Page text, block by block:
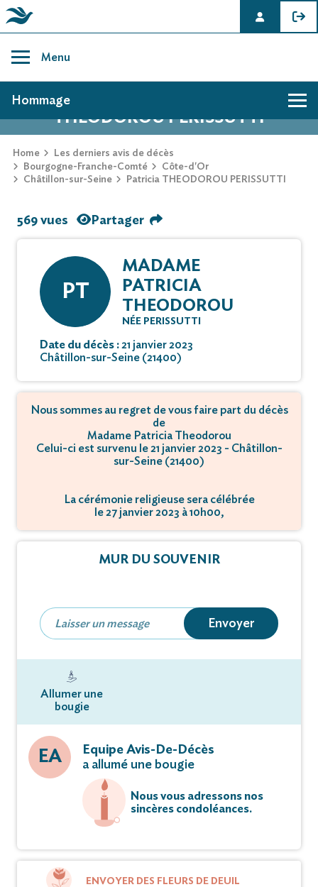
content
Menu
AVIS DE DÉCÈS DE PATRICIA
THEODOROU PERISSUTTI
Home
Les derniers avis de décès
Bourgogne-Franche-Comté
Côte-d'Or
Châtillon-sur-Seine
Patricia THEODOROU PERISSUTTI
Hommage
569 vues Partager
PT
MADAME
PATRICIA
THEODOROU
NÉE PERISSUTTI
Date du décès :21 janvier 2023
Châtillon-sur-Seine (21400)
Nous sommes au regret de vous faire part du décès
de
Madame Patricia Theodorou
Celui-ci est survenu le 21 janvier 2023 - Châtillon-
sur-Seine (21400)
La cérémonie religieuse sera célébrée
le 27 janvier 2023 à 10h00,
MUR DU SOUVENIR
Envoyer
Allumer une
bougie
EA
Equipe Avis-De-Décès
a allumé une bougie
Nous vous adressons nos
sincères condoléances.
ENVOYER DES FLEURS DE DEUIL